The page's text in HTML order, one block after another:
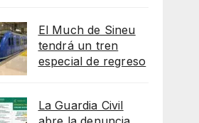
El Much de Sineu
tendrá un tren
especial de regreso
La Guardia Civil